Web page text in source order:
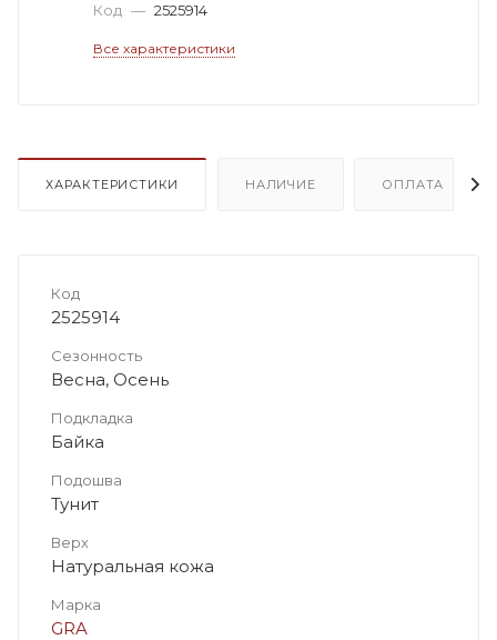
Код — 2525914
Все характеристики
ХАРАКТЕРИСТИКИ НАЛИЧИЕ ОПЛАТА
Код
2525914
Сезонность
Весна, Осень
Подкладка
Байка
Подошва
Тунит
Верх
Натуральная кожа
Марка
GRA